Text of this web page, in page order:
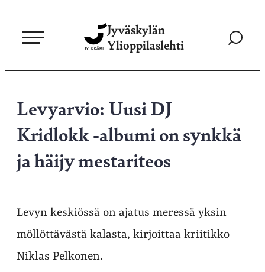
sisältöön
Jyväskylän
Ylioppilaslehti
Siirry
Levyarvio: Uusi DJ
Kridlokk -albumi on synkkä
ja häijy mestariteos
Levyn keskiössä on ajatus meressä yksin
möllöttävästä kalasta, kirjoittaa kriitikko
Niklas Pelkonen.